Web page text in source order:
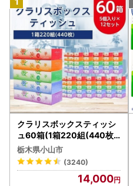
クラリスボックスティッシ
ュ60箱(1箱220組(440枚))
(5個入り×12セット)【配送
不可地域：離島・沖縄県】
【1256759】
栃木県小山市
(3240)
14,000